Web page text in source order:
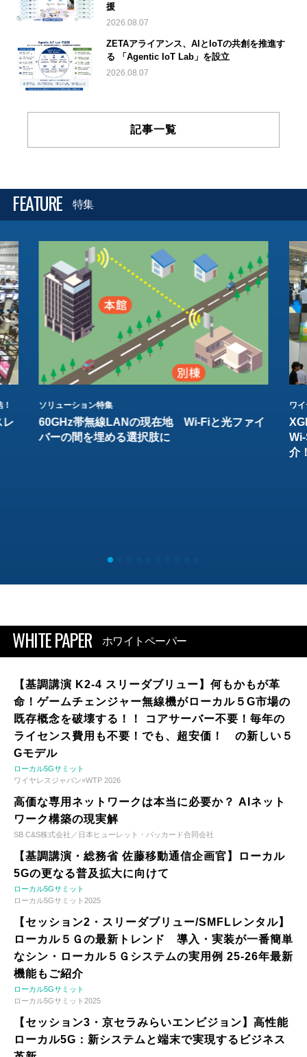
援
2026.08.07
ZETAアライアンス、AIとIoTの共創を推進す
る 「Agentic IoT Lab」を設立
2026.08.07
記事一覧
FEATURE 特集
レ
ソリューション特集
60GHz帯無線LANの現在地 Wi-Fiと光ファイ
バーの間を埋める選択肢に
ワ
介
WHITE PAPER ホワイトペーパー
【基調講演 K2-4 スリーダブリュー】何もかもが革
命！ゲームチェンジャー無線機がローカル５G市場の
既存概念を破壊する！！ コアサーバー不要！毎年の
ライセンス費用も不要！でも、超安価！ の新しい５
Gモデル
ローカル5Gサミット
ワイヤレスジャパン×WTP 2026
高価な専用ネットワークは本当に必要か？ AIネット
ワーク構築の現実解
SB C&S株式会社／日本ヒューレット・パッカード合同会社
【基調講演・総務省 佐藤移動通信企画官】ローカル
5Gの更なる普及拡大に向けて
ローカル5Gサミット
ローカル5Gサミット2025
【セッション2・スリーダブリュー/SMFLレンタル】
ローカル５Ｇの最新トレンド 導入・実装が一番簡単
なシン・ローカル５Ｇシステムの実用例 25-26年最新
機能もご紹介
ローカル5Gサミット
ローカル5Gサミット2025
【セッション3・京セラみらいエンビジョン】高性能
ローカル5G：新システムと端末で実現するビジネス